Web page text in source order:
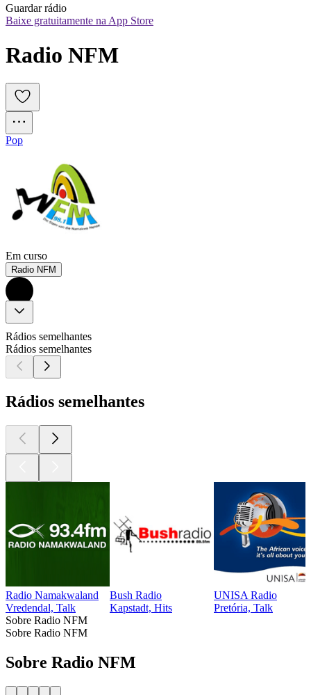
Guardar rádio
Baixe gratuitamente na App Store
Radio NFM
Pop
Em curso
Radio NFM
Rádios semelhantes
Rádios semelhantes
Rádios semelhantes
Radio Namakwaland
Vredendal, Talk
Bush Radio
Kapstadt, Hits
UNISA Radio
Pretória, Talk
Sobre Radio NFM
Sobre Radio NFM
Sobre Radio NFM